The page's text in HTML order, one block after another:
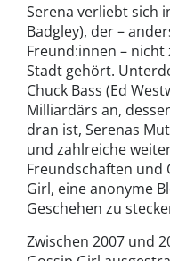
Serena verliebt sich
Badgley), der –
Freund:innen –
Stadt gehört.
Chuck Bass (Ed
Milliardärs an,
dran ist, Serenas
und zahlreiche
Freundschaften und
Girl, eine anonyme
Geschehen zu
Zwischen 2007 und